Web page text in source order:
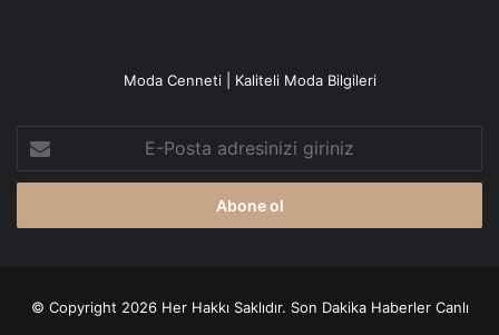
Moda Cenneti | Kaliteli Moda Bilgileri
Posta
adresinizi
© Copyright 2026 Her Hakkı Saklıdır. Son Dakika Haberler Canlı